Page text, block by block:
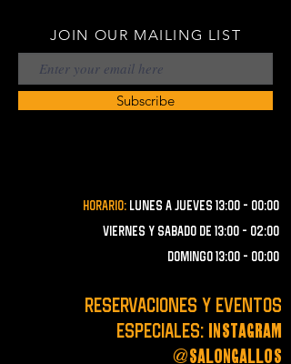
JOIN OUR MAILING LIST
Subscribe
Horario: lunes a JUEVES 13:00 - 00:00
VIERNES Y SABADO de 13:00 - 02:00
domingo 13:00 - 00:00
RESERVACIONES y EVENTOS
ESPECIALES: instagram
@salongallos